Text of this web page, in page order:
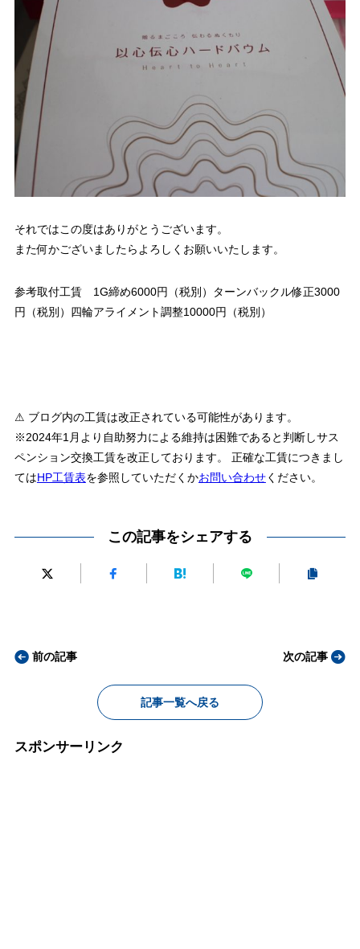
それではこの度はありがとうございます。
また何かございましたらよろしくお願いいたします。
参考取付工賃 1G締め6000円（税別）ターンバックル修正3000
円（税別）四輪アライメント調整10000円（税別）
⚠ ブログ内の工賃は改正されている可能性があります。
※2024年1月より自助努力による維持は困難であると判断しサス
ペンション交換工賃を改正しております。 正確な工賃につきまし
てはHP工賃表を参照していただくかお問い合わせください。
この記事をシェアする
前の記事
記事一覧へ戻る
次の記事
スポンサーリンク